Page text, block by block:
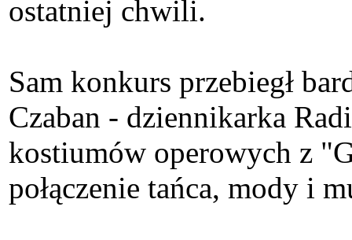
ostatniej chwili.
Sam konkurs przebiegł
Czaban - dziennikarka
kostiumów operowych z
połączenie tańca, mody i